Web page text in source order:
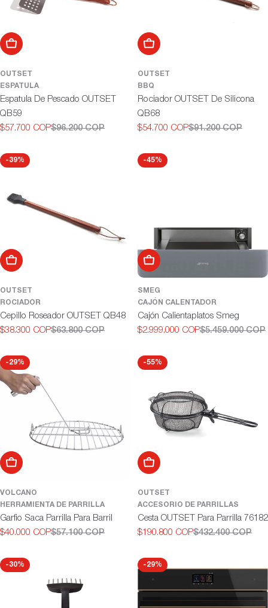
Añadir al carrito
OUTSET
ESPATULA
Espatula De Pescado OUTSET
QB59
Precio
oferta
$57.700 COP
Precio
$96.200 COP
Añadir al carrito
OUTSET
BBQ
Rociador OUTSET De Silicona
QB68
Precio
oferta
$54.700 COP
Precio
$91.200 COP
-39%
Añadir al carrito
OUTSET
ROCIADOR
Cepillo Roseador OUTSET QB48
Precio
oferta
$38.300 COP
Precio
$63.800 COP
-45%
Añadir al carrito
SMEG
CAJÓN CALENTADOR
Cajón Calientaplatos Smeg
Precio
oferta
$2.999.000 COP
Precio
$5.459.000 COP
-29%
Añadir al carrito
VOLCANO
HERRAMIENTA DE PARRILLA
Garfio Saca Parrilla Para Barril
Precio
oferta
$40.000 COP
Precio
$57.100 COP
-55%
Añadir al carrito
OUTSET
ACCESORIO DE PARRILLAS
Cesta OUTSET Para Parrilla 76182
Precio
oferta
$190.800 COP
Precio
$432.400 COP
-30% -29%